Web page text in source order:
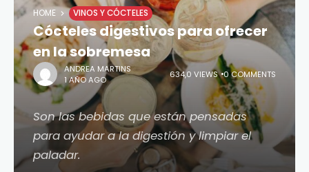
HOME VINOS Y CÓCTELES
Cócteles digestivos para ofrecer
en la sobremesa
ANDREA MARTINS
1 AÑO AGO
634,0 VIEWS 0 COMMENTS
Son las bebidas que están pensadas
para ayudar a la digestión y limpiar el
paladar.